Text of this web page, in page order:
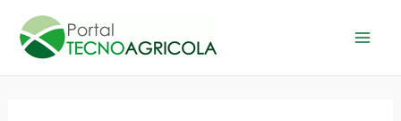
contenido